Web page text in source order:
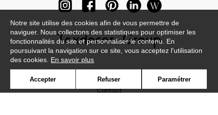
Contact
Notre site utilise des cookies afin de vous permettre de
naviguer. Nous collectons des statistiques pour optimiser les
fonctionnalités du site et personnaliser le contenu. En
poursuivant la navigation sur ce site, vous acceptez l'utilisation
des cookies. En savoir plus
Accepter Refuser Paramétrer